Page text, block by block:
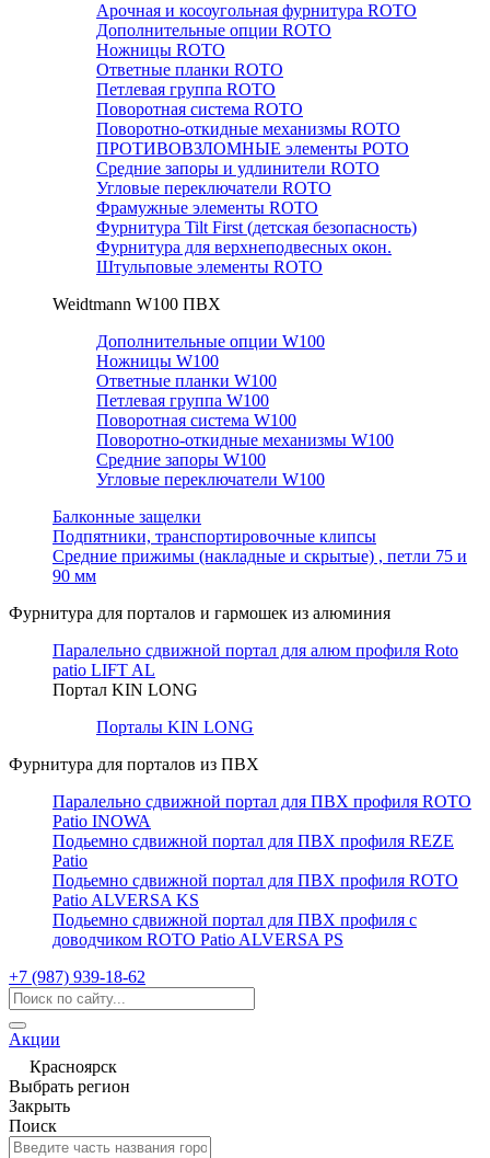
Арочная и косоугольная фурнитура ROTO
Дополнительные опции ROTO
Ножницы ROTO
Ответные планки ROTO
Петлевая группа ROTO
Поворотная система ROTO
Поворотно-откидные механизмы ROTO
ПРОТИВОВЗЛОМНЫЕ элементы РОТО
Средние запоры и удлинители ROTO
Угловые переключатели ROTO
Фрамужные элементы ROTO
Фурнитура Tilt First (детская безопасность)
Фурнитура для верхнеподвесных окон.
Штульповые элементы ROTO
Weidtmann W100 ПВХ
Дополнительные опции W100
Ножницы W100
Ответные планки W100
Петлевая группа W100
Поворотная система W100
Поворотно-откидные механизмы W100
Средние запоры W100
Угловые переключатели W100
Балконные защелки
Подпятники, транспортировочные клипсы
Средние прижимы (накладные и скрытые) , петли 75 и
90 мм
Фурнитура для порталов и гармошек из алюминия
Паралельно сдвижной портал для алюм профиля Roto
patio LIFT AL
Портал KIN LONG
Порталы KIN LONG
Фурнитура для порталов из ПВХ
Паралельно сдвижной портал для ПВХ профиля ROTO
Patio INOWA
Подьемно сдвижной портал для ПВХ профиля REZE
Patio
Подьемно сдвижной портал для ПВХ профиля ROTO
Patio ALVERSA KS
Подьемно сдвижной портал для ПВХ профиля с
доводчиком ROTO Patio ALVERSA PS
+7 (987) 939-18-62
Акции
Красноярск
Выбрать регион
Закрыть
Поиск